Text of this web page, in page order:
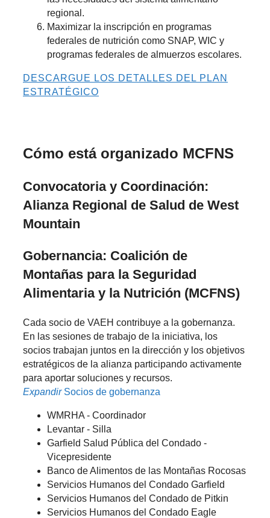
regional.
Maximizar la inscripción en programas
federales de nutrición como SNAP, WIC y
programas federales de almuerzos escolares.
DESCARGUE LOS DETALLES DEL PLAN
ESTRATÉGICO
Cómo está organizado MCFNS
Convocatoria y Coordinación:
Alianza Regional de Salud de West
Mountain
Gobernancia: Coalición de
Montañas para la Seguridad
Alimentaria y la Nutrición (MCFNS)
Cada socio de VAEH contribuye a la gobernanza.
En las sesiones de trabajo de la iniciativa, los
socios trabajan juntos en la dirección y los objetivos
estratégicos de la alianza participando activamente
para aportar soluciones y recursos.
Expandir Socios de gobernanza
WMRHA - Coordinador
Levantar - Silla
Garfield Salud Pública del Condado -
Vicepresidente
Banco de Alimentos de las Montañas Rocosas
Servicios Humanos del Condado Garfield
Servicios Humanos del Condado de Pitkin
Servicios Humanos del Condado Eagle